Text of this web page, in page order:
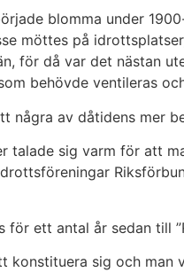
blomma under
möttes på
för då var det nästan
behövde ventileras
några av dåtidens mer
talade sig varm för att
för ett antal år sedan till
konstituera sig och man